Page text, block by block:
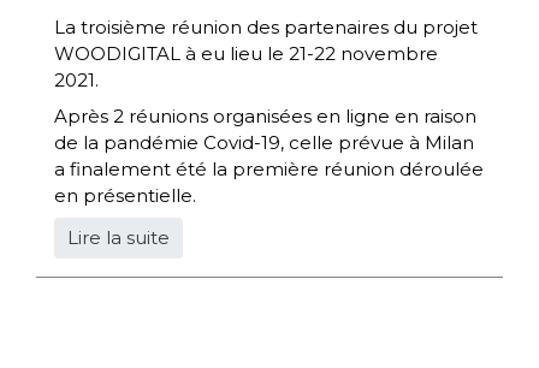
La troisième réunion des partenaires du projet
WOODIGITAL à eu lieu le 21-22 novembre
2021.
Après 2 réunions organisées en ligne en raison
de la pandémie Covid-19, celle prévue à Milan
a finalement été la première réunion déroulée
en présentielle.
Lire la suite